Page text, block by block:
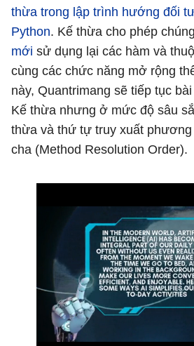
thừa trong lập trình hướng đối
Python. Kế thừa cho phép
mới sử dụng lại các hàm và
cùng các chức năng mở rộng
này, Quantrimang sẽ tiếp tục
Kế thừa nhưng ở mức độ sâu
thừa và thứ tự truy xuất
cha (Method Resolution Order).